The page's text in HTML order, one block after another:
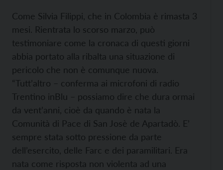
Come Silvia Filippi, che in Colombia è rimasta 3
mesi. Rientrata lo scorso marzo, può
testimoniare come la cronaca di questi giorni
abbia portato alla ribalta una situazione di
pericolo che non è comunque nuova.
“Tutt’altro – conferma ai microfoni di radio
Trentino inBlu – possiamo dire che dura ormai
da vent’anni, cioè da quando è nata la
Comunità di Pace di San Josè de Apartadò. E’
sempre stata sotto pressione da parte
dell’esercito, delle Farc e dei paramilitari. Era
nata come risposta non violenta ad una